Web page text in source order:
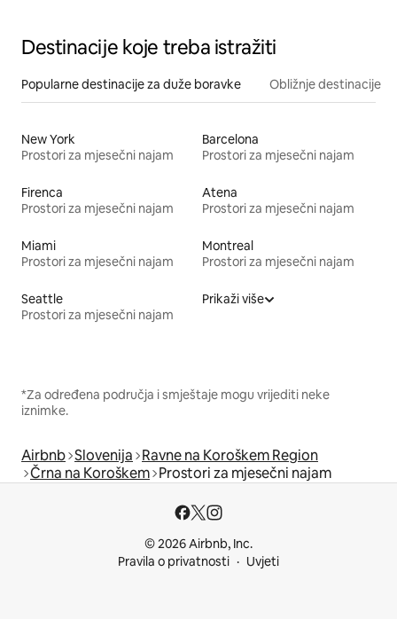
Destinacije koje treba istražiti
Popularne destinacije za duže boravke Obližnje destinacije
New York
Prostori za mjesečni najam
Barcelona
Prostori za mjesečni najam
Firenca
Prostori za mjesečni najam
Atena
Prostori za mjesečni najam
Miami
Prostori za mjesečni najam
Montreal
Prostori za mjesečni najam
Seattle
Prostori za mjesečni najam
Prikaži više
*Za određena područja i smještaje mogu vrijediti neke
iznimke.
Airbnb Slovenija Ravne na Koroškem Region
Črna na Koroškem Prostori za mjesečni najam
© 2026 Airbnb, Inc.
Pravila o privatnosti
Uvjeti